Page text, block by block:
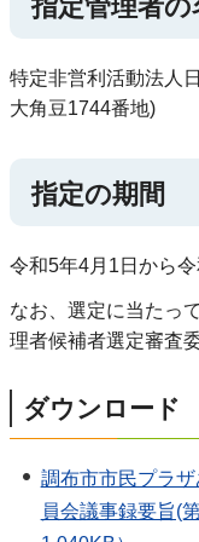
指定管理者の
特定非営利活動法人
大角豆1744番地)
指定の期間
令和5年4月1日から
なお、選定に当たっ
理者候補者選定審査
ダウンロード
調布市市民プラ
員会議事録要旨(